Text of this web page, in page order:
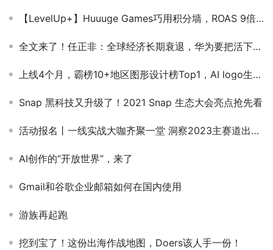
【LevelUp+】Huuuge Games巧用积分墙，ROAS 9倍提升的诀窍！
全文来了！任正非：全球经济长期衰退，华为要把活下来作为主要纲领
上线4个月，霸榜10+地区图形设计榜Top1，AI logo生成器爆火亚洲
Snap 黑科技又升级了！2021 Snap 生态大会亮点抢先看
活动报名丨一线实战大咖齐聚一堂 洞察2023主赛道出海增长密码
AI创作的“开放世界”，来了
Gmail和谷歌企业邮箱如何在国内使用
游族再起跑
挖到宝了！这份出海作战地图，Doers该人手一份！